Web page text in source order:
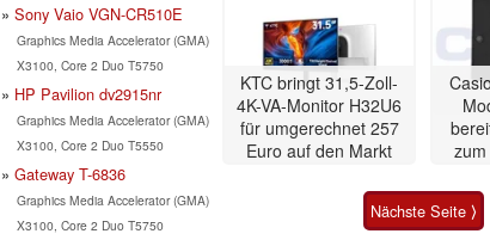
Sony Vaio VGN-CR510E
Graphics Media Accelerator (GMA)
X3100, Core 2 Duo T5750
HP Pavilion dv2915nr
Graphics Media Accelerator (GMA)
X3100, Core 2 Duo T5550
Gateway T-6836
Graphics Media Accelerator (GMA)
X3100, Core 2 Duo T5750
KTC bringt 31,5-Zoll-
4K-VA-Monitor H32U6
für umgerechnet 257
Euro auf den Markt
Nächste Seite ⟩